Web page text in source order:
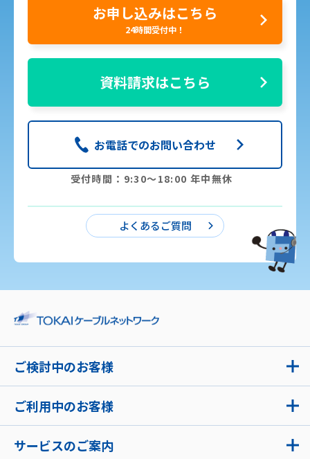
お申し込みはこちら
24時間受付中！
資料請求はこちら
お電話でのお問い合わせ
受付時間：9:30〜18:00 年中無休
よくあるご質問
ご検討中のお客様
ご利用中のお客様
サービスのご案内